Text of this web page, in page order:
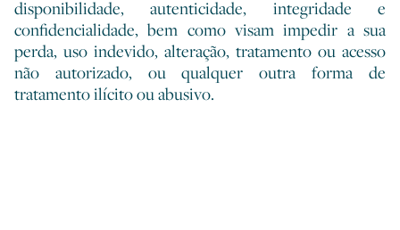
disponibilidade, autenticidade, integridade e
confidencialidade, bem como visam impedir a sua
perda, uso indevido, alteração, tratamento ou acesso
não autorizado, ou qualquer outra forma de
tratamento ilícito ou abusivo.